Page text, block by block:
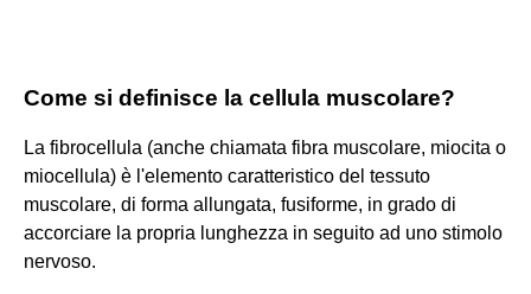
Come si definisce la cellula muscolare?
La fibrocellula (anche chiamata fibra muscolare, miocita o
miocellula) è l'elemento caratteristico del tessuto
muscolare, di forma allungata, fusiforme, in grado di
accorciare la propria lunghezza in seguito ad uno stimolo
nervoso.